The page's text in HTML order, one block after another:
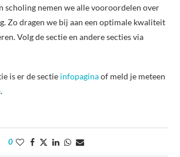
scholing nemen we alle vooroordelen over
Zo dragen we bij aan een optimale kwaliteit
Volg de sectie en andere secties via
is er de sectie infopaginaof meld je meteen
.
0